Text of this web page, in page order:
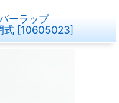
ーラップ
式 [10605023]